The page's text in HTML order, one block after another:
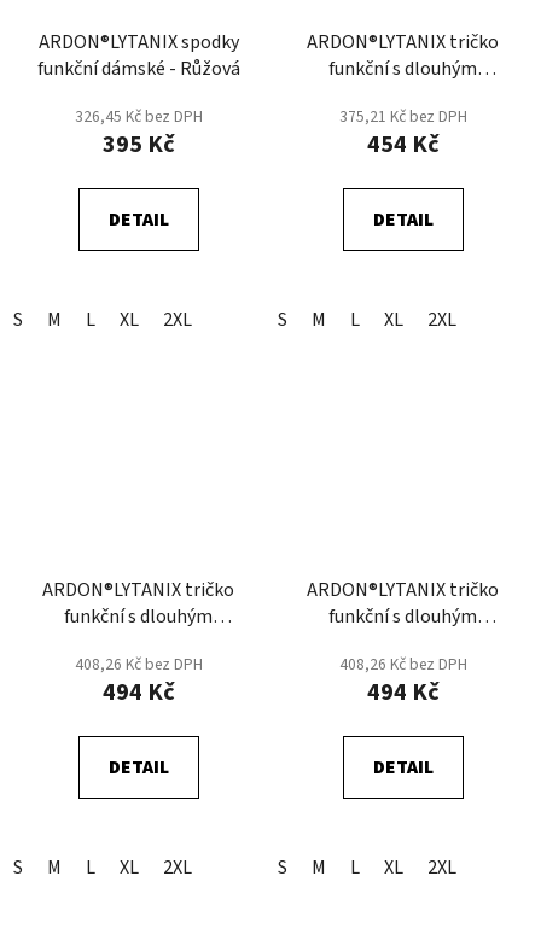
ARDON®LYTANIX spodky
funkční dámské - Růžová
326,45 Kč bez DPH
395 Kč
DETAIL
S M L XL 2XL
ARDON®LYTANIX tričko
funkční s dlouhým
Růžová
375,21 Kč bez DPH
454 Kč
DETAIL
S M L XL 2XL
ARDON®LYTANIX tričko
funkční s dlouhým
408,26 Kč bez DPH
494 Kč
DETAIL
S M L XL 2XL
ARDON®LYTANIX tričko
funkční s dlouhým
408,26 Kč bez DPH
494 Kč
DETAIL
S M L XL 2XL